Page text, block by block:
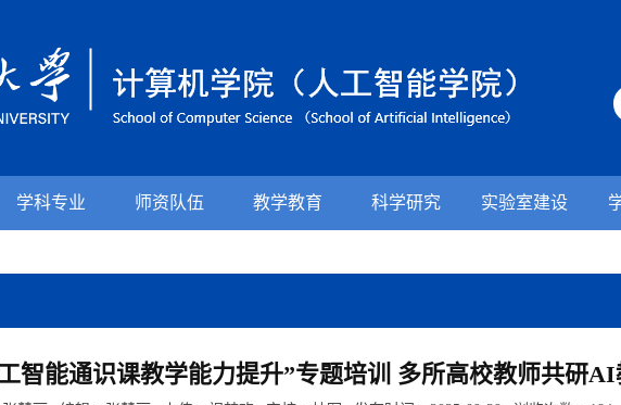
学科专业 师资队伍 教学教育 科学研究 实验室建设
智能通识课教学能力提升”专题培训 多所高校教师共研AI